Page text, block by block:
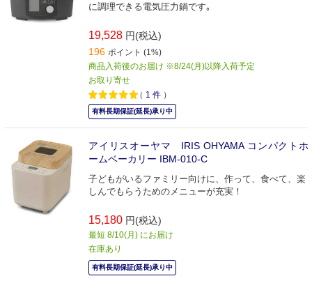
に調理できる電気圧力鍋です｡
19,528 円(税込)
196 ポイント (1%)
商品入荷後のお届け ※8/24(月)以降入荷予定
お取り寄せ
（ 1 件 ）
有料長期保証(延長)承り中
アイリスオーヤマ IRIS OHYAMA コンパクトホ
ームベーカリー IBM-010-C
子どもがいるファミリー向けに、作って、食べて、楽
しんでもらうためのメニューが充実！
15,180 円(税込)
最短 8/10(月) にお届け
在庫あり
有料長期保証(延長)承り中